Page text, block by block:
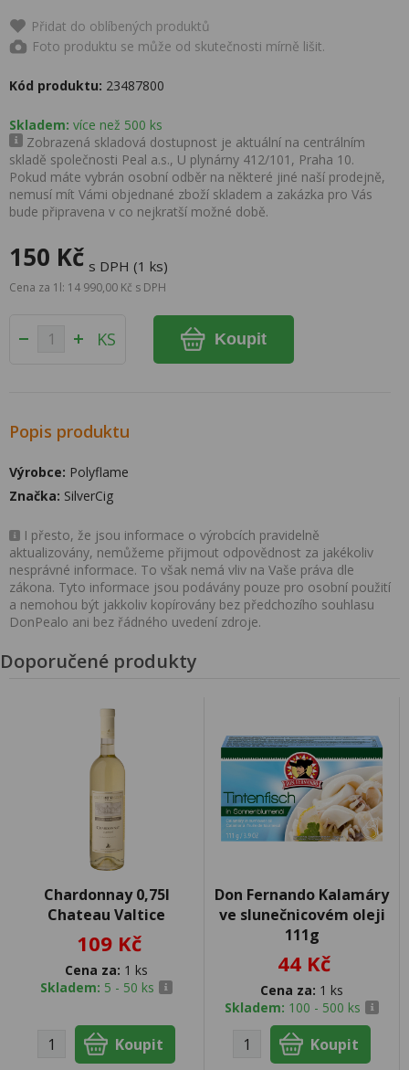
Přidat do oblíbených produktů
Foto produktu se může od skutečnosti mírně lišit.
Kód produktu: 23487800
Skladem: více než 500 ks
Zobrazená skladová dostupnost je aktuální na centrálním
skladě společnosti Peal a.s., U plynárny 412/101, Praha 10.
Pokud máte vybrán osobní odběr na některé jiné naší prodejně,
nemusí mít Vámi objednané zboží skladem a zakázka pro Vás
bude připravena v co nejkratší možné době.
150 Kč s DPH (1 ks)
Cena za 1l: 14 990,00 Kč s DPH
KS Koupit
Popis produktu
Výrobce: Polyflame
Značka: SilverCig
I přesto, že jsou informace o výrobcích pravidelně
aktualizovány, nemůžeme přijmout odpovědnost za jakékoliv
nesprávné informace. To však nemá vliv na Vaše práva dle
zákona. Tyto informace jsou podávány pouze pro osobní použití
a nemohou být jakkoliv kopírovány bez předchozího souhlasu
DonPealo ani bez řádného uvedení zdroje.
Doporučené produkty
Chardonnay 0,75l
Chateau Valtice
109 Kč
Cena za: 1 ks
Skladem: 5 - 50 ks
Don Fernando Kalamáry
ve slunečnicovém oleji
111g
44 Kč
Cena za: 1 ks
Skladem: 100 - 500 ks